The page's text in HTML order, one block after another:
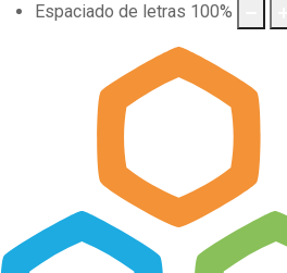
Espaciado de letras 100%